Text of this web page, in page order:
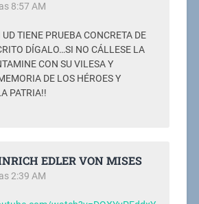
8:57 AM
UD TIENE PRUEBA CONCRETA DE
DÍGALO…SI NO CÁLLESE LA
CON SU VILESA Y
DE LOS HÉROES Y
PATRIA!!
EDLER VON MISES
2:39 AM